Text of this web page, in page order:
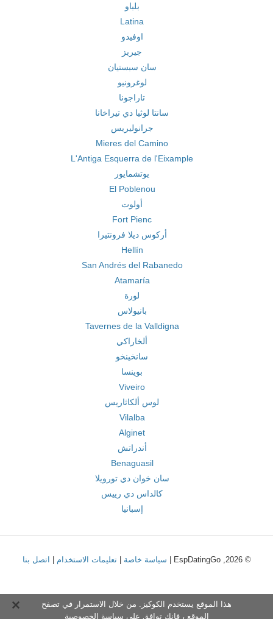
بلباو
Latina
اوفيدو
جيريز
سان سبستيان
لوغرونيو
تاراجونا
سانتا لوثيا دي تيراخانا
جرانوليريس
Mieres del Camino
L'Antiga Esquerra de l'Eixample
يوتشمايور
El Poblenou
أولوت
Fort Pienc
أركوس ديلا فرونتيرا
Hellín
San Andrés del Rabanedo
Atamaría
لورة
بانيولاس
Tavernes de la Valldigna
ألخاراكي
سانخينخو
بوينسا
Viveiro
لوس ألكاثاريس
Vilalba
Alginet
أندراتش
Benaguasil
سان خوان دي تورويلا
كالداس دي رييس
إسبانيا
© 2026, EspDatingGo | سياسة خاصة |تعليمات الاستخدام اتصل بنا
هذا الموقع يستخدم الكوكيز. من خلال الاستمرار في تصفح
الموقع ، فإنك توافق على سياسة الخصوصية